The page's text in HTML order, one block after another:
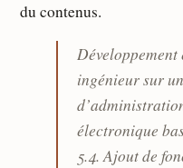
du contenus.
Développement
ingénieur sur
électronique
5.4. Ajout de